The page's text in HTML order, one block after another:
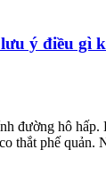
ý điều gì
đường hô hấp.
thắt phế quản.